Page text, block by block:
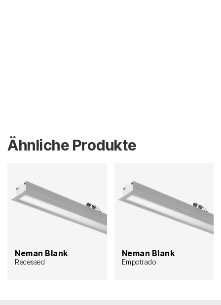
Ähnliche Produkte
Neman Blank
Recessed
Neman Blank
Empotrado